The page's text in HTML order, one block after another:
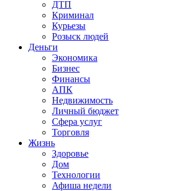
ДТП
Криминал
Курьезы
Розыск людей
Деньги
Экономика
Бизнес
Финансы
АПК
Недвижимость
Личный бюджет
Сфера услуг
Торговля
Жизнь
Здоровье
Дом
Технологии
Афиша недели